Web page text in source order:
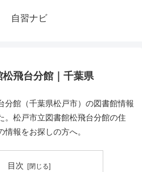
自習ナビ
飛台分館｜千葉県
分館（千葉県松戸市）の図書館情報
。松戸市立図書館松飛台分館の住
情報をお探しの方へ。
目次